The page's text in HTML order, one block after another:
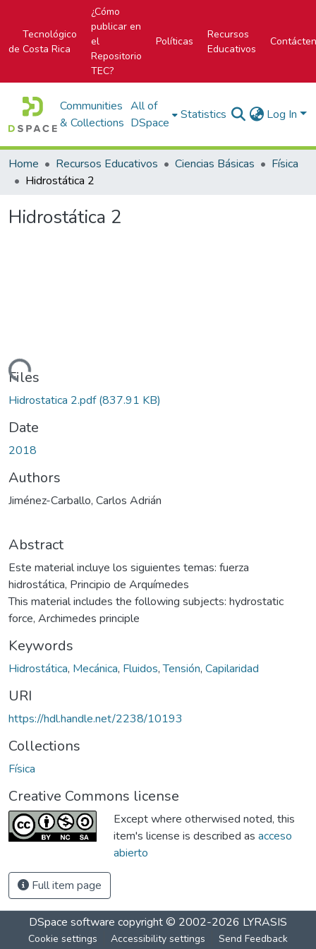
Tecnológico
de Costa Rica
¿Cómo
publicar en
el
Repositorio
TEC?
Políticas
Recursos
Educativos
Communities
& Collections
All of
DSpace
Statistics Log In
Home Recursos Educativos Ciencias Básicas
Física
Hidrostática 2
Hidrostática 2
Loading...
Files
Hidrostatica 2.pdf(837.91 KB)
Date
2018
Authors
Jiménez-Carballo, Carlos Adrián
Abstract
Este material incluye los siguientes temas: fuerza
hidrostática, Principio de Arquímedes
This material includes the following subjects: hydrostatic
force, Archimedes principle
Keywords
Hidrostática, Mecánica, Fluidos,Tensión, Capilaridad
URI
https://hdl.handle.net/2238/10193
Collections
Física
Creative Commons license
Except where otherwised noted, this
item's license is described as acceso
abierto
Full item page
DSpace software copyright © 2002-2026 LYRASIS
Cookie settings Accessibility settings Send Feedback